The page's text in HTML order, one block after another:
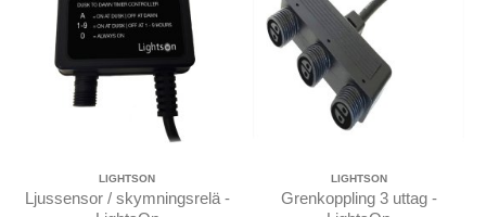
LIGHTSON
Ljussensor / skymningsrelä -
LIGHTSON
Grenkoppling 3 uttag -